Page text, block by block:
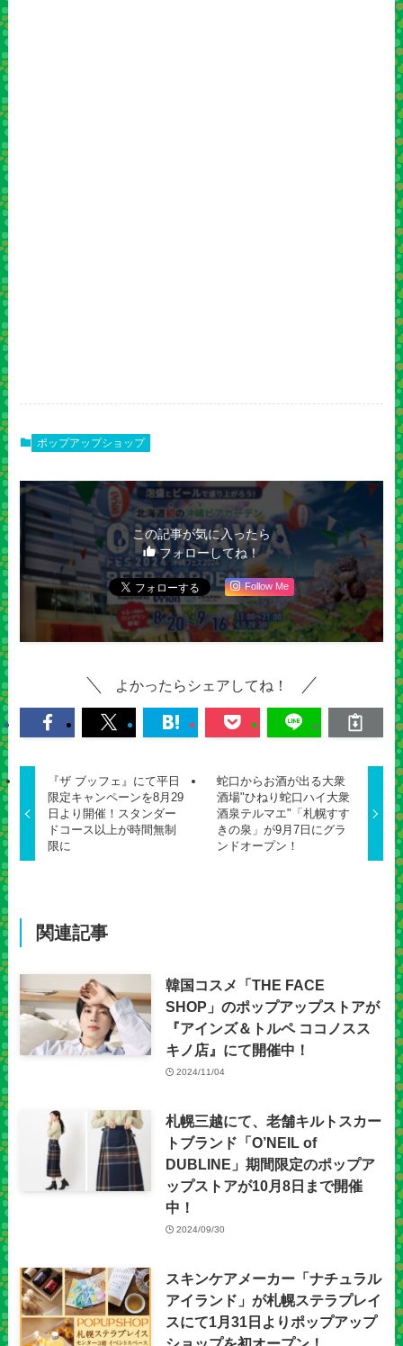
ポップアップショップ
この記事が気に入ったら
フォローしてね！
Follow Me
よかったらシェアしてね！
『ザ ブッフェ』にて平日
限定キャンペーンを8月29
日より開催！スタンダー
ドコース以上が時間無制
限に
蛇口からお酒が出る大衆
酒場"ひねり蛇口ハイ大衆
酒泉テルマエ"「札幌すす
きの泉」が9月7日にグラ
ンドオープン！
関連記事
韓国コスメ「THE FACE
SHOP」のポップアップストアが
『アインズ＆トルペ ココノスス
キノ店』にて開催中！
2024/11/04
札幌三越にて、老舗キルトスカー
トブランド「O’NEIL of
DUBLINE」期間限定のポップア
ップストアが10月8日まで開催
中！
2024/09/30
スキンケアメーカー「ナチュラル
アイランド」が札幌ステラプレイ
スにて1月31日よりポップアップ